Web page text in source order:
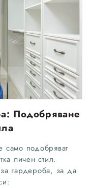
Подобряване
само подобряват
личен стил.
гардероба, за да